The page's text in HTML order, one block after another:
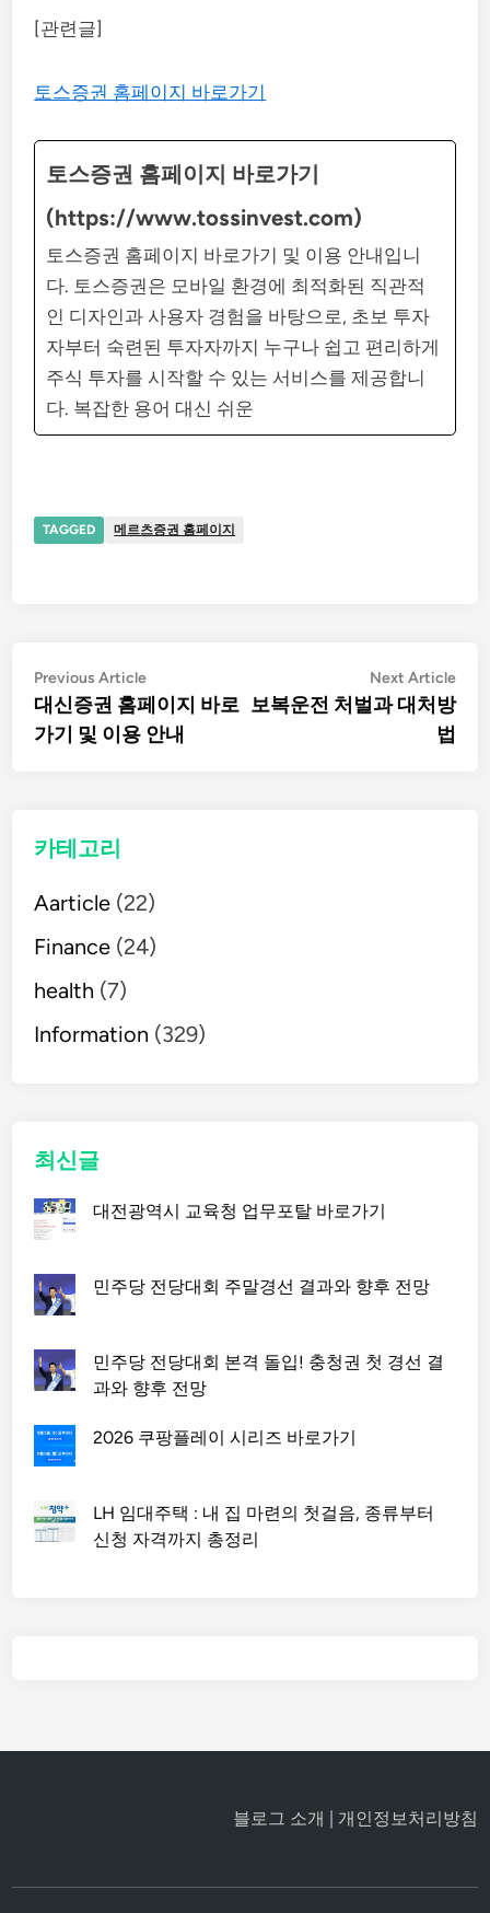
[관련글]
토스증권 홈페이지 바로가기
토스증권 홈페이지 바로가기
(https://www.tossinvest.com)
토스증권 홈페이지 바로가기 및 이용 안내입니
다. 토스증권은 모바일 환경에 최적화된 직관적
인 디자인과 사용자 경험을 바탕으로, 초보 투자
자부터 숙련된 투자자까지 누구나 쉽고 편리하게
주식 투자를 시작할 수 있는 서비스를 제공합니
다. 복잡한 용어 대신 쉬운
TAGGED 메르츠증권 홈페이지
글
탐
Previous ArticlePrevious
article:
대신증권 홈페이지 바로
가기 및 이용 안내
Next Article
보복운전 처벌과 대처방
법
카테고리
Aarticle (22)
Finance (24)
health (7)
Information (329)
최신글
대전광역시 교육청 업무포탈 바로가기
민주당 전당대회 주말경선 결과와 향후 전망
민주당 전당대회 본격 돌입! 충청권 첫 경선 결
과와 향후 전망
2026 쿠팡플레이 시리즈 바로가기
LH 임대주택 : 내 집 마련의 첫걸음, 종류부터
신청 자격까지 총정리
블로그 소개 | 개인정보처리방침